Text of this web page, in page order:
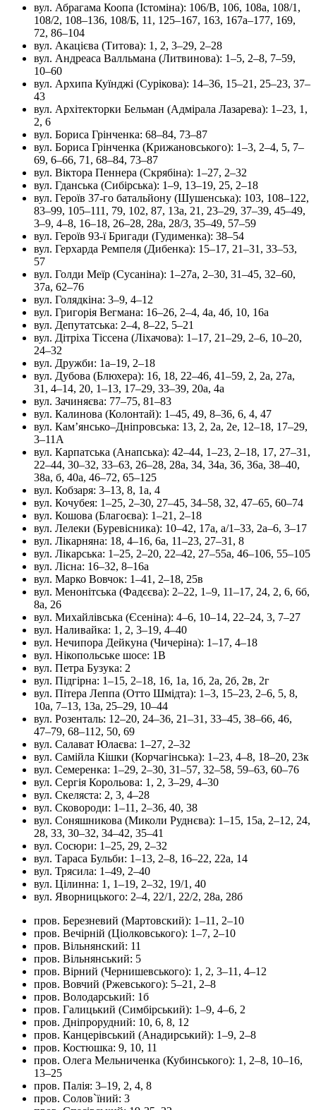
вул. Абрагама Коопа (Істоміна): 106/В, 106, 108а, 108/1,
108/2, 108–136, 108/Б, 11, 125–167, 163, 167а–177, 169,
72, 86–104
вул. Акацієва (Титова): 1, 2, 3–29, 2–28
вул. Андреаса Валльмана (Литвинова): 1–5, 2–8, 7–59,
10–60
вул. Архипа Куїнджі (Сурікова): 14–36, 15–21, 25–23, 37–
43
вул. Архітекторки Бельман (Адмірала Лазарева): 1–23, 1,
2, 6
вул. Бориса Грінченка: 68–84, 73–87
вул. Бориса Грінченка (Крижановського): 1–3, 2–4, 5, 7–
69, 6–66, 71, 68–84, 73–87
вул. Віктора Пеннера (Скрябіна): 1–27, 2–32
вул. Гданська (Сибірська): 1–9, 13–19, 25, 2–18
вул. Героїв 37-го батальйону (Шушенська): 103, 108–122,
83–99, 105–111, 79, 102, 87, 13а, 21, 23–29, 37–39, 45–49,
3–9, 4–8, 16–18, 26–28, 28а, 28/3, 35–49, 57–59
вул. Героїв 93-ї Бригади (Гудименка): 38–54
вул. Герхарда Ремпеля (Дибенка): 15–17, 21–31, 33–53,
57
вул. Голди Меїр (Сусаніна): 1–27а, 2–30, 31–45, 32–60,
37а, 62–76
вул. Голядкіна: 3–9, 4–12
вул. Григорія Вегмана: 16–26, 2–4, 4а, 4б, 10, 16а
вул. Депутатська: 2–4, 8–22, 5–21
вул. Дітріха Тіссена (Ліхачова): 1–17, 21–29, 2–6, 10–20,
24–32
вул. Дружби: 1а–19, 2–18
вул. Дубова (Блюхера): 16, 18, 22–46, 41–59, 2, 2а, 27а,
31, 4–14, 20, 1–13, 17–29, 33–39, 20а, 4а
вул. Зачиняєва: 77–75, 81–83
вул. Калинова (Колонтай): 1–45, 49, 8–36, 6, 4, 47
вул. Кам’янсько–Дніпровська: 13, 2, 2а, 2е, 12–18, 17–29,
3–11А
вул. Карпатська (Анапська): 42–44, 1–23, 2–18, 17, 27–31,
22–44, 30–32, 33–63, 26–28, 28а, 34, 34а, 36, 36а, 38–40,
38а, б, 40а, 46–72, 65–125
вул. Кобзаря: 3–13, 8, 1а, 4
вул. Кочубея: 1–25, 2–30, 27–45, 34–58, 32, 47–65, 60–74
вул. Кошова (Благоєва): 1–21, 2–18
вул. Лелеки (Буревісника): 10–42, 17а, а/1–33, 2а–6, 3–17
вул. Лікарняна: 18, 4–16, 6а, 11–23, 27–31, 8
вул. Лікарська: 1–25, 2–20, 22–42, 27–55а, 46–106, 55–105
вул. Лісна: 16–32, 8–16а
вул. Марко Вовчок: 1–41, 2–18, 25в
вул. Менонітська (Фадєєва): 2–22, 1–9, 11–17, 24, 2, 6, 6б,
8а, 26
вул. Михайлівська (Єсеніна): 4–6, 10–14, 22–24, 3, 7–27
вул. Наливайка: 1, 2, 3–19, 4–40
вул. Нечипора Дейкуна (Чичеріна): 1–17, 4–18
вул. Нікопольське шосе: 1В
вул. Петра Бузука: 2
вул. Підгірна: 1–15, 2–18, 16, 1а, 1б, 2а, 2б, 2в, 2г
вул. Пітера Леппа (Отто Шмідта): 1–3, 15–23, 2–6, 5, 8,
10а, 7–13, 13а, 25–29, 10–44
вул. Розенталь: 12–20, 24–36, 21–31, 33–45, 38–66, 46,
47–79, 68–112, 50, 69
вул. Салават Юлаєва: 1–27, 2–32
вул. Самійла Кішки (Корчагінська): 1–23, 4–8, 18–20, 23к
вул. Семеренка: 1–29, 2–30, 31–57, 32–58, 59–63, 60–76
вул. Сергія Корольова: 1, 2, 3–29, 4–30
вул. Скеляста: 2, 3, 4–28
вул. Сковороди: 1–11, 2–36, 40, 38
вул. Соняшникова (Миколи Руднєва): 1–15, 15а, 2–12, 24,
28, 33, 30–32, 34–42, 35–41
вул. Сосюри: 1–25, 29, 2–32
вул. Тараса Бульби: 1–13, 2–8, 16–22, 22а, 14
вул. Трясила: 1–49, 2–40
вул. Цілинна: 1, 1–19, 2–32, 19/1, 40
вул. Яворницького: 2–4, 22/1, 22/2, 28а, 28б
пров. Березневий (Мартовский): 1–11, 2–10
пров. Вечірній (Ціолковського): 1–7, 2–10
пров. Вільнянский: 11
пров. Вільнянський: 5
пров. Вірний (Чернишевського): 1, 2, 3–11, 4–12
пров. Вовчий (Ржевського): 5–21, 2–8
пров. Володарський: 1б
пров. Галицький (Симбірський): 1–9, 4–6, 2
пров. Дніпрорудний: 10, 6, 8, 12
пров. Канцерівський (Анадирський): 1–9, 2–8
пров. Костюшка: 9, 10, 11
пров. Олега Мельниченка (Кубинського): 1, 2–8, 10–16,
13–25
пров. Палія: 3–19, 2, 4, 8
пров. Солов`їний: 3